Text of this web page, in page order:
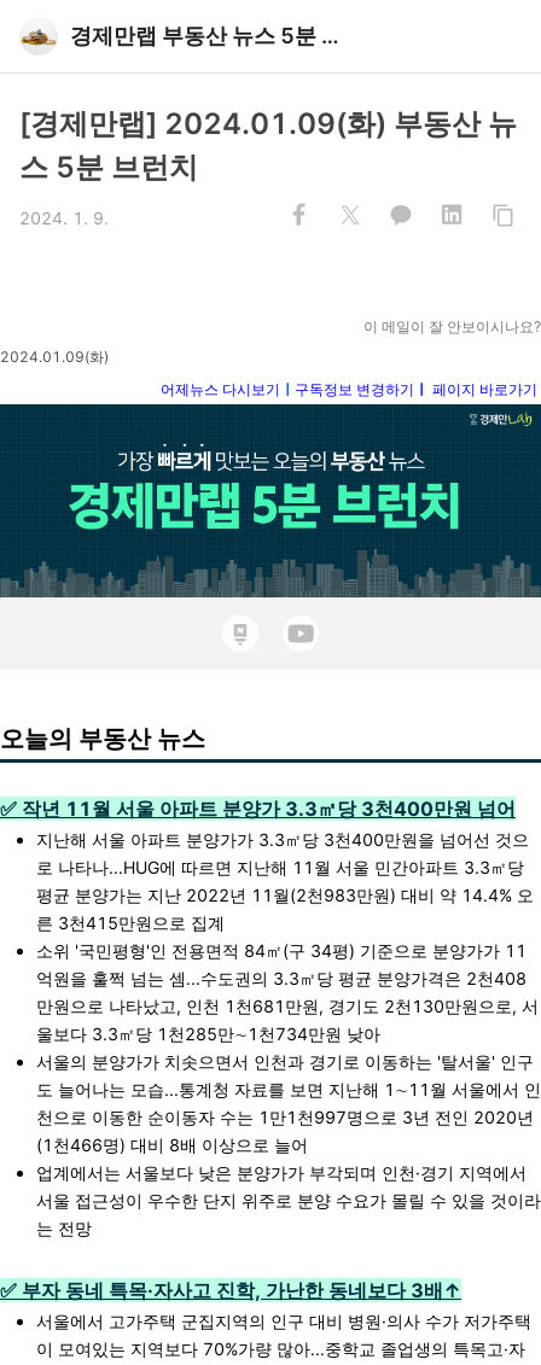
경제만랩 부동산 뉴스 5분 브런치
[경제만랩] 2024.01.09(화) 부동산 뉴
스 5분 브런치
2024. 1. 9.
이 메일이 잘 안보이시나요?
2024.01.09(화)
어제뉴스 다시보기 ㅣ 구독정보 변경하기 ㅣ 페이지 바로가기
오늘의 부동산 뉴스
✅ 작년 11월 서울 아파트 분양가 3.3㎡당 3천400만원 넘어
지난해 서울 아파트 분양가가 3.3㎡당 3천400만원을 넘어선 것으
로 나타나...HUG에 따르면 지난해 11월 서울 민간아파트 3.3㎡당
평균 분양가는 지난 2022년 11월(2천983만원) 대비 약 14.4% 오
른 3천415만원으로 집계
소위 '국민평형'인 전용면적 84㎡(구 34평) 기준으로 분양가가 11
억원을 훌쩍 넘는 셈...수도권의 3.3㎡당 평균 분양가격은 2천408
만원으로 나타났고, 인천 1천681만원, 경기도 2천130만원으로, 서
울보다 3.3㎡당 1천285만∼1천734만원 낮아
서울의 분양가가 치솟으면서 인천과 경기로 이동하는 '탈서울' 인구
도 늘어나는 모습...통계청 자료를 보면 지난해 1∼11월 서울에서 인
천으로 이동한 순이동자 수는 1만1천997명으로 3년 전인 2020년
(1천466명) 대비 8배 이상으로 늘어
업계에서는 서울보다 낮은 분양가가 부각되며 인천·경기 지역에서
서울 접근성이 우수한 단지 위주로 분양 수요가 몰릴 수 있을 것이라
는 전망
✅ 부자 동네 특목·자사고 진학, 가난한 동네보다 3배↑
서울에서 고가주택 군집지역의 인구 대비 병원·의사 수가 저가주택
이 모여있는 지역보다 70%가량 많아...중학교 졸업생의 특목고·자